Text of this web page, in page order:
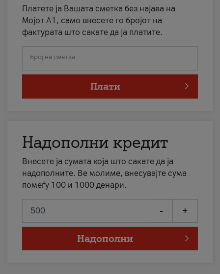
Платете ја Вашата сметка без најава на
Мојот А1, само внесете го бројот на
фактурата што сакате да ја платите.
Број на сметка
Плати
Надополни кредит
Внесете ја сумата која што сакате да ја
надополните. Ве молиме, внесувајте сума
помеѓу 100 и 1000 денари.
- +
Надополни